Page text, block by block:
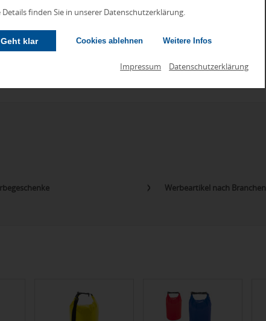
Details finden Sie in unserer Datenschutzerklärung.
klar Cookies ablehnen Weitere Infos
Impressum Datenschutzerklärung
Produktinformationen kommen.
Direktimport erhalten Sie auf
Werbeartikel nach Branchen